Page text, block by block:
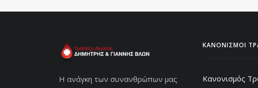
Η ανάγκη των συνανθρώπων μας
ΚΑΝΟΝΙΣΜΟΙ
Κανονισμός